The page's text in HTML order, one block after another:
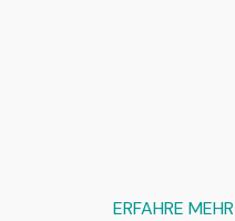
ERFAHRE MEHR